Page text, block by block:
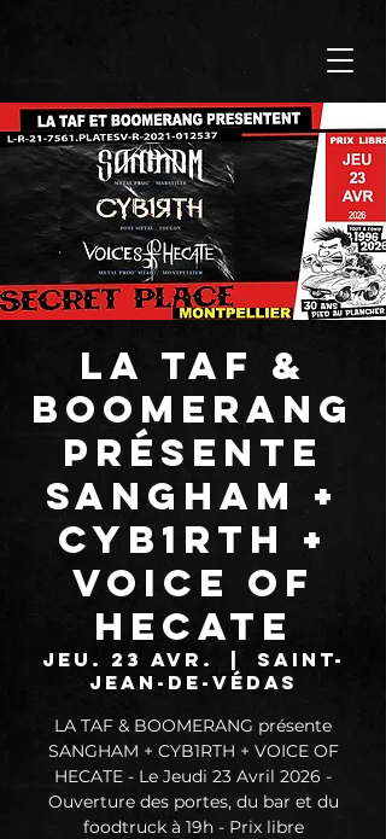
LA TAF &
BOOMERANG
présente
SANGHAM +
CYB1RTH +
VOICE OF
HECATE
jeu. 23 avr.
Saint-
Jean-de-Védas
LA TAF & BOOMERANG présente
SANGHAM + CYB1RTH + VOICE OF
HECATE - Le Jeudi 23 Avril 2026 -
Ouverture des portes, du bar et du
foodtruck à 19h - Prix libre